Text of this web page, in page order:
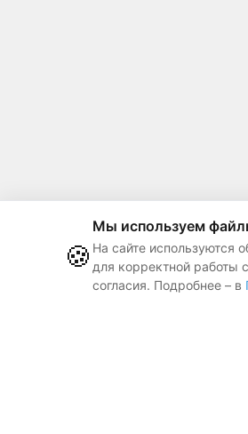
🍪
Мы используем
На сайте используются
для корректной работы
согласия. Подробнее – в